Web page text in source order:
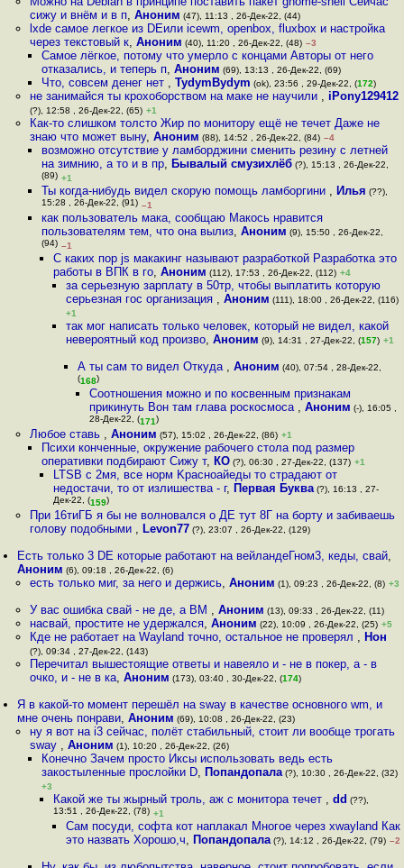
сижу и внём и в п, Аноним (47), 11:13 , 26-Дек-22, (44)
lxde самое легкое из DEили icewm, openbox, fluxbox и настройка
через текстовый к, Аноним (40), 11:20 , 26-Дек-22, (48) –3
Самое лёгкое, потому что умерло с концами Авторы от него
отказались, и теперь п, Аноним (69), 13:13 , 26-Дек-22, (69)
Что, совсем денег нет , TydymBydym (ok), 23:56 , 29-Дек-22, (172)
не занимайся ты крохоборством на маке не научили , iPony129412
(?), 12:58 , 26-Дек-22, (65) +1
Как-то слишком толсто Жир по монитору ещё не течет Даже не
знаю что может выну, Аноним (88), 14:52 , 26-Дек-22, (84) –4
возможно отсутствие у ламборджини сменить резину с летней
на зимнию, а то и в пр, Бывалый смузихлёб(?), 15:13 , 26-Дек-22,
(89) +1
Ты когда-нибудь видел скорую помощь ламборгини , Илья (??),
15:28 , 26-Дек-22, (91) –1
как пользователь мака, сообщаю Макось нравится
пользователям тем, что она вылиз, Аноним (9), 15:50 , 26-Дек-22,
(94) –1
С каких пор js макакинг называют разработкой Разработка это
работы в ВПК в го,Аноним (112), 17:53 , 26-Дек-22, (112) +4
за серьезную зарплату в 50тр, чтобы выплатить которую
серьезная гос организация , Аноним (111), 18:00 , 26-Дек-22, (116)
+1
так мог написать только человек, который не видел, какой
невероятный код произво, Аноним (9), 14:31 , 27-Дек-22, (157) +1
А ты сам то видел Откуда , Аноним (40), 07:54 , 28-Дек-22,
(168)
Соотношения можно и по косвенным признакам
прикинуть Вон там глава роскосмоса ,Аноним (-), 16:05 ,
28-Дек-22, (171)
Любое ставь , Аноним (57), 15:02 , 26-Дек-22, (86) +1
Психи конченные, окружение рабочего стола под размер
оперативки подбирают Сижу т, КО(?), 06:30 , 27-Дек-22, (137) +1
LTSB c 2мя, все норм Kрасноайеды то страдают от
недостачи, то от излишества - г, Первая Буква (?), 16:13 , 27-
Дек-22, (159)
При 16тиГБ я бы не волновался о ДЕ тут 8Г на борту и забиваешь
голову подобными , Levon77(?), 23:07 , 26-Дек-22, (129)
Есть только 3 DE которые работают на вейландеГном3, кеды, свай,
Аноним (6), 09:18 , 26-Дек-22, (6)
есть только миг, за него и держись, Аноним (1), 09:23 , 26-Дек-22, (8) +3
У вас ошибка свай - не де, а ВМ , Аноним (13), 09:33 , 26-Дек-22, (11)
насвай, простите не удержался, Аноним (22), 10:09 , 26-Дек-22, (25) +5
Кде не работает на Wayland точно, остальное не проверял , Нон
(?), 09:34 , 27-Дек-22, (143)
Перечитал вышестоящие ответы и навеяло и - не в покер, а - в
очко, и - не в ка, Аноним (173), 03:40 , 30-Дек-22, (174)
Я в какой-то момент перешёл на sway в качестве основного wm, и
мне очень понрави,Аноним (69), 10:08 , 26-Дек-22, (23)
ну я вот на i3 сейчас, полёт стабильный, стоит ли вообще трогать
sway , Аноним (1), 10:20 , 26-Дек-22, (26)
Конечно Зачем просто Иксы использовать ведь есть
закостыленные прослойки D, Попандопала(?), 10:30 , 26-Дек-22, (32)
+3
Какой же ты жырный троль, аж с монитора течет ,dd (??),
13:51 , 26-Дек-22, (78) +1
Сам посуди, софта кот наплакал Многое через xwayland Как
это назвать Хорошо,ч, Попандопала(?), 14:12 , 26-Дек-22, (79) –2